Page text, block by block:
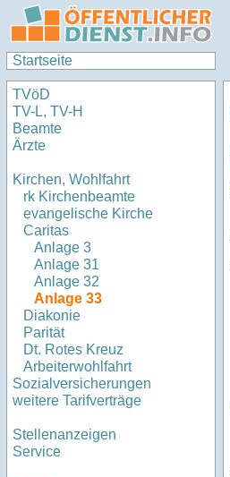
Startseite
TVöD
TV-L, TV-H
Beamte
Ärzte
Kirchen, Wohlfahrt
rk Kirchenbeamte
evangelische Kirche
Caritas
Anlage 3
Anlage 31
Anlage 32
Anlage 33
Diakonie
Parität
Dt. Rotes Kreuz
Arbeiterwohlfahrt
Sozialversicherungen
weitere Tarifverträge
Stellenanzeigen
Service